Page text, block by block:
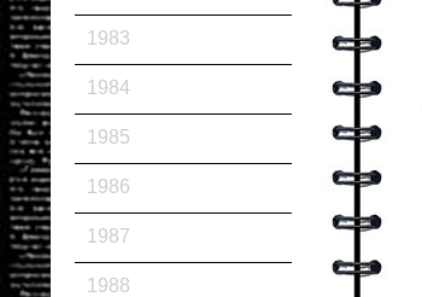
1983
1984
1985
1986
1987
1988